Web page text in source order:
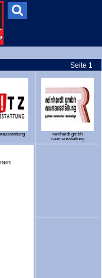
Seite 1
reinhardt gmbh
raumausstattung